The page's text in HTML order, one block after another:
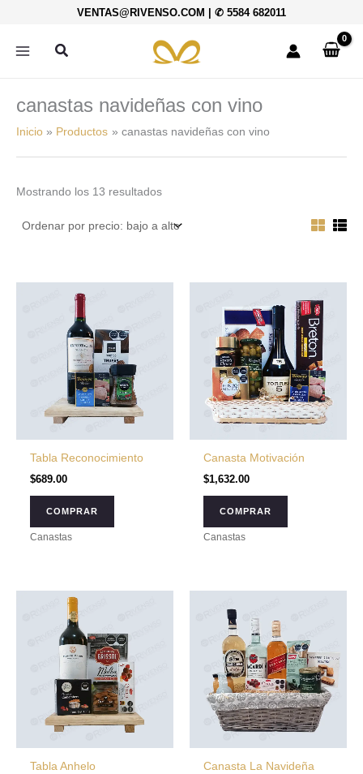
contenido
VENTAS@RIVENSO.COM | ✆ 5584 682011
Buscar
canastas navideñas con vino
Inicio Productos canastas navideñas con vino
Mostrando los 13 resultados
por
bajo
a
alto
Tabla Reconocimiento
$689.00
COMPRAR
Canastas
Canasta Motivación
$1,632.00
COMPRAR
Canastas
Tabla Anhelo Canasta La Navideña